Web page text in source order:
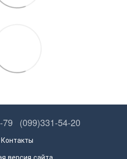
79 (099)331-54-20
Контакты
версия сайта